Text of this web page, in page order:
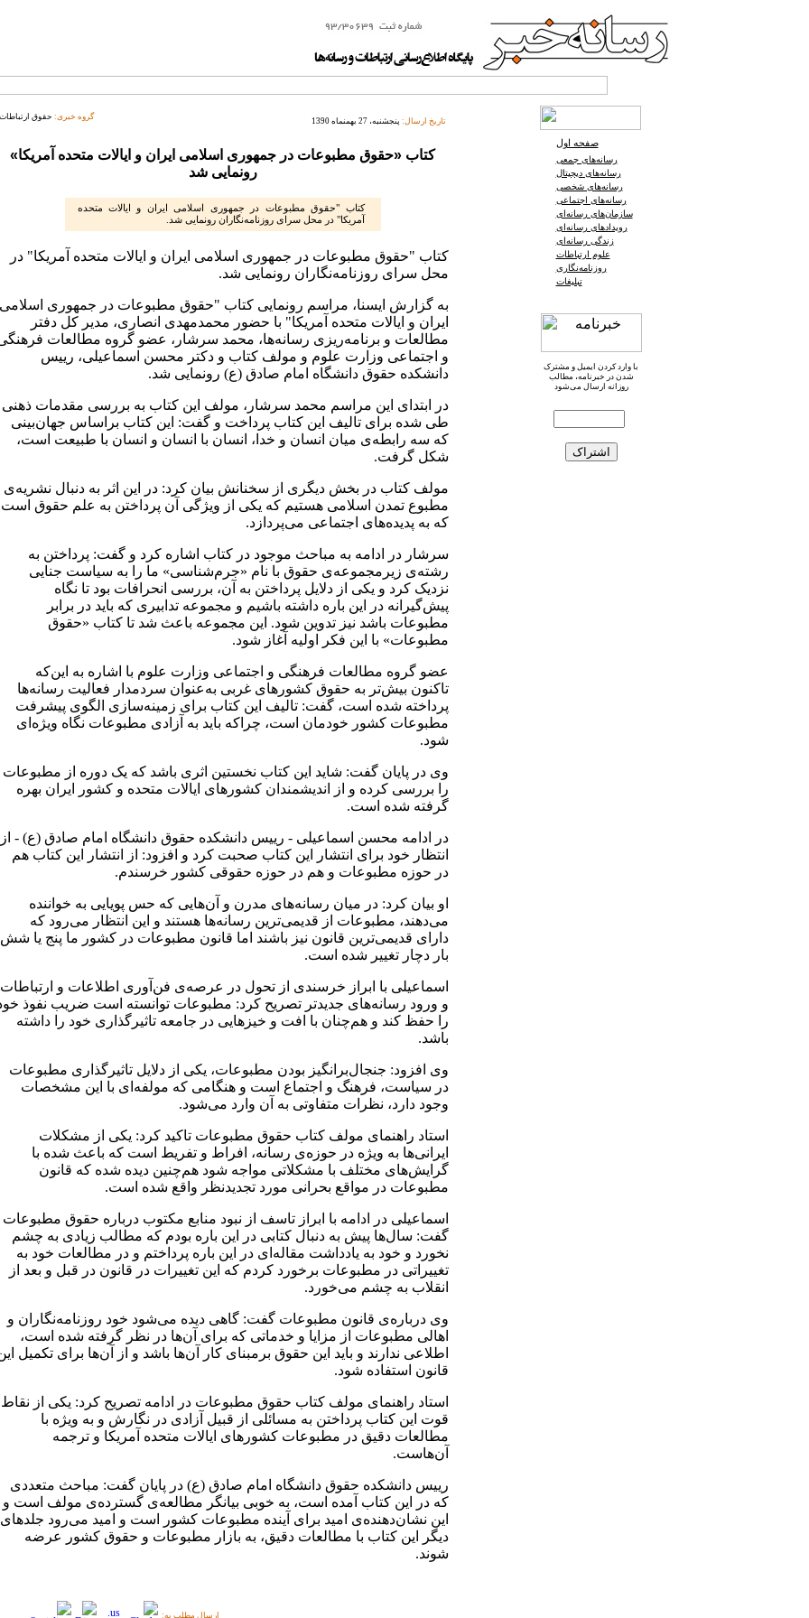
گروه خبری: حقوق ارتباطات تاریخ ارسال: پنجشنبه، 27 بهمنماه 1390
کتاب «حقوق مطبوعات در جمهوری اسلامی ایران و ایالات متحده آمریکا»
رونمایی شد
کتاب "حقوق مطبوعات در جمهوری اسلامی ایران و ایالات متحده
آمریکا" در محل سرای روزنامه‌نگاران رونمایی شد.
کتاب "حقوق مطبوعات در جمهوری اسلامی ایران و ایالات متحده آمریکا" در
محل سرای روزنامه‌نگاران رونمایی شد.
به گزارش ایسنا، مراسم رونمایی کتاب "حقوق مطبوعات در جمهوری اسلامی
ایران و ایالات متحده آمریکا" با حضور محمدمهدی انصاری، مدیر کل دفتر
مطالعات و برنامه‌ریزی رسانه‌ها، محمد سرشار، عضو گروه مطالعات
و اجتماعی وزارت علوم و مولف کتاب و دکتر محسن اسماعیلی، رییس
دانشکده حقوق دانشگاه امام صادق (ع) رونمایی شد.
در ابتدای این مراسم محمد سرشار، مولف این کتاب به بررسی مقدمات ذهنی
طی شده برای تالیف این کتاب پرداخت و گفت: این کتاب براساس جهان‌بینی
که سه رابطه‌ی میان انسان و خدا، انسان با انسان و انسان با طبیعت است،
شکل گرفت.
مولف کتاب در بخش دیگری از سخنانش بیان کرد: در این اثر به دنبال نشریه‌ی
مطبوع تمدن اسلامی هستیم که یکی از ویژگی‌ آن پرداختن به علم حقوق است
که به پدیده‌های اجتماعی می‌پردازد.
سرشار در ادامه به مباحث موجود در کتاب اشاره کرد و گفت: پرداختن به
رشته‌ی زیرمجموعه‌ی حقوق با نام «جرم‌شناسی» ما را به سیاست جنایی
نزدیک کرد و یکی از دلایل پرداختن به آن، بررسی انحرافات بود تا نگاه
پیش‌گیرانه در این باره داشته باشیم و مجموعه تدابیری که باید در برابر
مطبوعات باشد نیز تدوین شود. این مجموعه باعث شد تا کتاب «حقوق
مطبوعات» با این فکر اولیه آغاز شود.
عضو گروه مطالعات فرهنگی و اجتماعی وزارت علوم با اشاره به این‌که
تاکنون بیش‌تر به حقوق کشور‌های غربی به‌عنوان سردمدار فعالیت رسانه‌ها
پرداخته شده است، گفت: تالیف این کتاب برای زمینه‌سازی الگوی پیشرفت
مطبوعات کشور خودمان است، چراکه باید به آزادی مطبوعات نگاه ویژه‌ای
شود.
وی در پایان گفت: شاید این کتاب نخستین اثری باشد که یک دوره از مطبوعات
را بررسی کرده و از اندیشمندان کشور‌های ایالات متحده و کشور‌ ایران بهره
گرفته شده است.
در ادامه محسن اسماعیلی - رییس دانشکده حقوق دانشگاه امام صادق (ع) - از
انتظار خود برای انتشار این کتاب صحبت کرد و افزود: از انتشار این کتاب هم
در حوزه مطبوعات و هم در حوزه حقوقی کشور خرسندم.
او بیان کرد: در میان رسانه‌های مدرن و آن‌هایی که حس پویایی به خواننده
می‌دهند، مطبوعات از قدیمی‌ترین رسانه‌ها هستند و این انتظار می‌رود که
دارای قدیمی‌ترین قانون نیز باشند اما قانون مطبوعات در کشور ما پنج یا شش
بار دچار تغییر شده است.
اسماعیلی با ابراز خرسندی از تحول در عرصه‌ی فن‌آوری اطلاعات و ارتباطات
و ورود رسانه‌های جدیدتر تصریح کرد: مطبوعات توانسته است ضریب نفوذ
را حفظ کند و هم‌چنان با افت‌ و خیز‌هایی در جامعه تاثیر‌گذاری خود را داشته
باشد.
وی افزود: جنجال‌برانگیز ‌بودن مطبوعات،‌ یکی از دلایل تاثیر‌گذاری مطبوعات
در سیاست، فرهنگ و اجتماع است و هنگامی که مولفه‌ای با این مشخصات
وجود دارد، نظرات متفاوتی به آن وارد می‌شود.
استاد راهنمای مولف کتاب حقوق مطبوعات تاکید کرد: یکی از مشکلات
ایرانی‌ها به ویژه در حوزه‌ی رسانه، افراط و تفریط است که باعث شده با
گرایش‌های مختلف با مشکلاتی مواجه شود هم‌چنین دیده شده که قانون
مطبوعات در مواقع بحرانی مورد تجدید‌نظر واقع شده است.
اسماعیلی در ادامه با ابراز تاسف از نبود منابع مکتوب درباره حقوق مطبوعات
گفت: سال‌ها پیش به دنبال کتابی در این باره بودم که مطالب زیادی به چشم
نخورد و خود به یادداشت مقاله‌ای در این باره پرداختم و در مطالعات خود به
تغییراتی در مطبوعات برخورد کردم که این تغییرات در قانون در قبل و بعد از
انقلاب به چشم می‌خورد.
وی درباره‌ی قانون مطبوعات گفت: گاهی دیده می‌شود خود روزنامه‌نگاران و
اهالی مطبوعات از مزایا و خدماتی که برای آن‌ها در نظر گرفته شده است،
اطلاعی ندارند و باید این حقوق برمبنای کار آن‌ها باشد و از آن‌ها برای تکمیل
قانون استفاده شود.
استاد راهنمای مولف کتاب حقوق مطبوعات در ادامه تصریح کرد: یکی از نقاط
قوت این کتاب پرداختن به مسائلی از قبیل آزادی در نگارش و به ویژه با
مطالعات دقیق در مطبوعات کشورهای ایالات متحده آمریکا و ترجمه
آن‌هاست.
رییس دانشکده حقوق دانشگاه امام صادق (ع) در پایان گفت: مباحث متعددی
که در این کتاب آمده است، به خوبی بیانگر مطالعه‌ی گسترده‌ی مولف است و
این نشان‌دهنده‌ی امید برای آینده مطبوعات کشور است و امید می‌رود جلد‌های
دیگر این کتاب با مطالعات دقیق، به بازار مطبوعات و حقوق کشور عرضه
شوند.
ارسال مطلب به:
صفحه اول
رسانه‌های جمعی
رسانه‌های دیجیتال
رسانه‌های شخصی
رسانه‌های اجتماعی
سازمان‌های رسانه‌ای
رویدادهای رسانه‌ای
زندگی رسانه‌ای
علوم ارتباطات
روزنامه‌نگاری
تبلیغات
با وارد کردن ایمیل و مشترک
شدن در خبرنامه، مطالب
روزانه ارسال می‌شود